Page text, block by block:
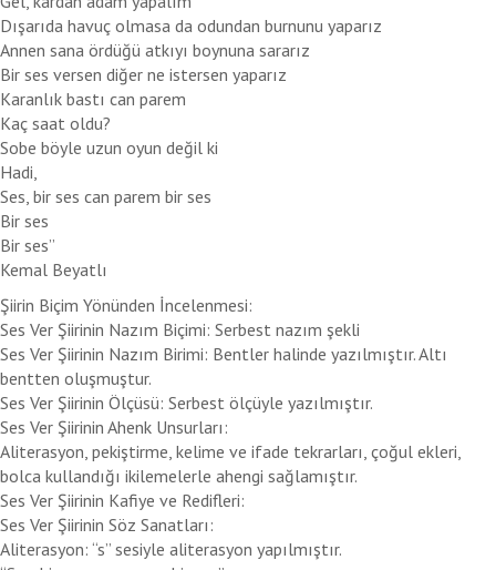
Dışarıda havuç olmasa da odundan burnunu yaparız
Annen sana ördüğü atkıyı boynuna sararız
Bir ses versen diğer ne istersen yaparız
Karanlık bastı can parem
Kaç saat oldu?
Sobe böyle uzun oyun değil ki
Hadi,
Ses, bir ses can parem bir ses
Bir ses
Bir ses”
Kemal Beyatlı
Şiirin Biçim Yönünden İncelenmesi:
Ses Ver Şiirinin Nazım Biçimi: Serbest nazım şekli
Ses Ver Şiirinin Nazım Birimi: Bentler halinde yazılmıştır. Altı
bentten oluşmuştur.
Ses Ver Şiirinin Ölçüsü: Serbest ölçüyle yazılmıştır.
Ses Ver Şiirinin Ahenk Unsurları:
Aliterasyon, pekiştirme, kelime ve ifade tekrarları, çoğul ekleri,
bolca kullandığı ikilemelerle ahengi sağlamıştır.
Ses Ver Şiirinin Kafiye ve Redifleri:
Ses Ver Şiirinin Söz Sanatları:
Aliterasyon: “s” sesiyle aliterasyon yapılmıştır.